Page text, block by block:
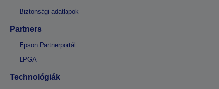
Biztonsági adatlapok
Partners
Epson Partnerportál
LPGA
Technológiák